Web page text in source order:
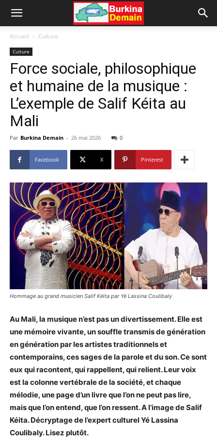
Accueil Culture
Culture
Force sociale, philosophique
et humaine de la musique :
L’exemple de Salif Kéita au
Mali
Par Burkina Demain - 26 mai 2026 0
Facebook X Pinterest
Hommage au grand musicien Salif Kéita par Yé Lassina Coulibaly
Au Mali, la musique n’est pas un divertissement. Elle est
une mémoire vivante, un souffle transmis de génération
en génération par les artistes traditionnels et
contemporains, ces sages de la parole et du son. Ce sont
eux qui racontent, qui rappellent, qui relient. Leur voix
est la colonne vertébrale de la société, et chaque
mélodie, une page d’un livre que l’on ne peut pas lire,
mais que l’on entend, que l’on ressent. A l’image de Salif
Kéita. Décryptage de l’expert culturel Yé Lassina
Coulibaly. Lisez plutôt.